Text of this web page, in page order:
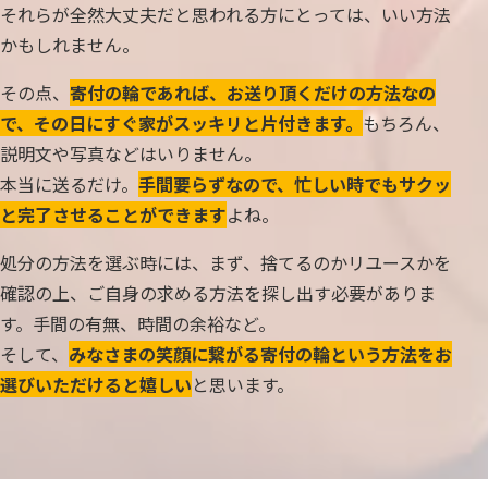
それらが全然大丈夫だと思われる方にとっては、いい方法
かもしれません。
その点、 寄付の輪であれば、お送り頂くだけの方法なの
で、その日にすぐ家がスッキリと片付きます。 もちろん、
説明文や写真などはいりません。
本当に送るだけ。 手間要らずなので、忙しい時でもサクッ
と完了させることができますよね。
処分の方法を選ぶ時には、まず、捨てるのかリユースかを
確認の上、ご自身の求める方法を探し出す必要がありま
す。手間の有無、時間の余裕など。
そして、 みなさまの笑顔に繋がる寄付の輪という方法をお
選びいただけると嬉しいと思います。